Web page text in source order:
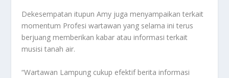
Dekesempatan itupun Amy juga menyampaikan terkait
momentum Profesi wartawan yang selama ini terus
berjuang memberikan kabar atau informasi terkait
musisi tanah air.
“Wartawan Lampung cukup efektif berita informasi